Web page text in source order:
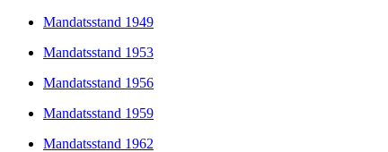
Mandatsstand 1949
Mandatsstand 1953
Mandatsstand 1956
Mandatsstand 1959
Mandatsstand 1962